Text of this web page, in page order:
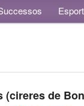
(cireres de